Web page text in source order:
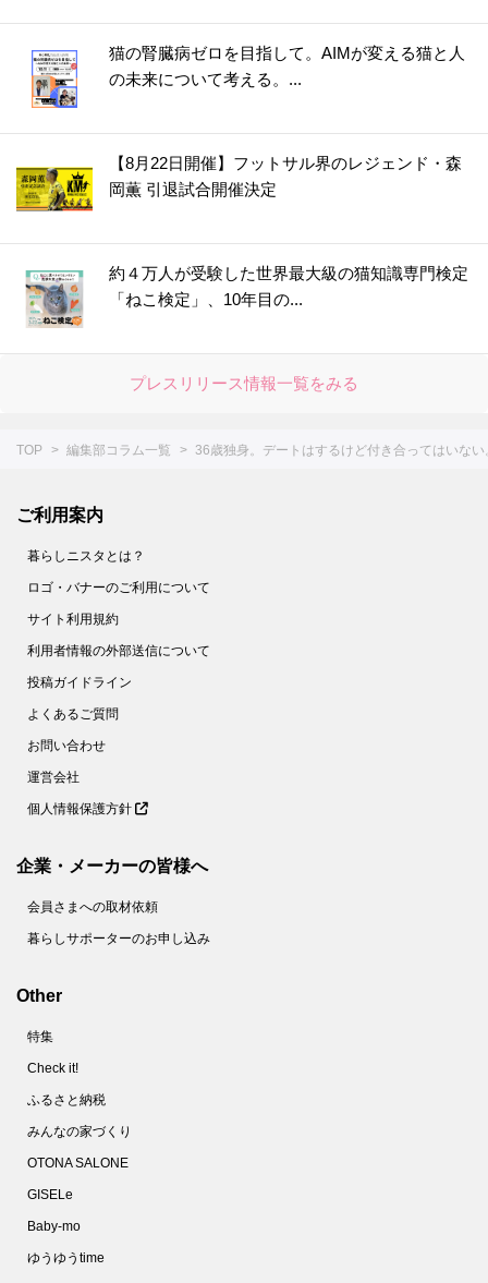
猫の腎臓病ゼロを目指して。AIMが変える猫と人
の未来について考える。...
【8月22日開催】フットサル界のレジェンド・森
岡薫 引退試合開催決定
約４万人が受験した世界最大級の猫知識専門検定
「ねこ検定」、10年目の...
プレスリリース情報一覧をみる
TOP 編集部コラム一覧 36歳独身。デートはするけど付き合ってはいな
ご利用案内
暮らしニスタとは？
ロゴ・バナーのご利用について
サイト利用規約
利用者情報の外部送信について
投稿ガイドライン
よくあるご質問
お問い合わせ
運営会社
個人情報保護方針
企業・メーカーの皆様へ
会員さまへの取材依頼
暮らしサポーターのお申し込み
Other
特集
Check it!
ふるさと納税
みんなの家づくり
OTONA SALONE
GISELe
Baby-mo
ゆうゆうtime